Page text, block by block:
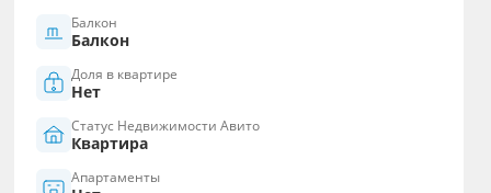
Балкон
Балкон
Доля в квартире
Нет
Статус Недвижимости Авито
Квартира
Апартаменты